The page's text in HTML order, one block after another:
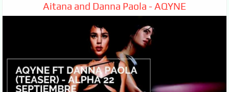
Aitana and Danna Paola - AQYNE